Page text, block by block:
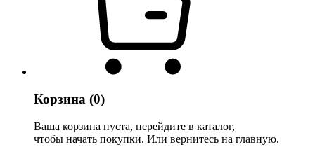
Корзина (0)
Ваша корзина пуста, перейдите в каталог,
чтобы начать покупки. Или вернитесь на главную.